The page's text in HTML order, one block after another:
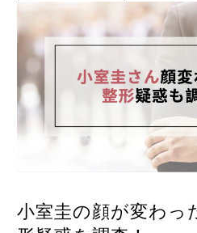
小室圭の顔が変わっ